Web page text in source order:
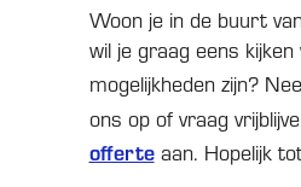
Woon je in de buurt
wil je graag eens
mogelijkheden zijn?
ons op of vraag
offerteaan. Hopelijk